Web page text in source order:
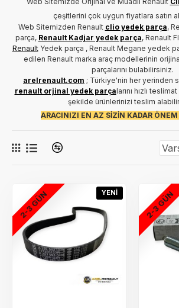
çeşitlerini çok uygun fiyatlara satın
Web Sitemizden Renault clio yedek parça,
parça, Renault Kadjar yedek parça, Renault
RenaultYedek parça , Renault Megane yedek
edilen Renault marka araç modellerinin
parçalarını bulabilirsiniz.
arelrenault.com ; Türkiye'nin her yerinden
renault orjinal yedek parçalarını hızlı
şekilde ürünlerinizi teslim
ARACINIZI EN AZ SİZİN KADAR ÖNEM
YENI
2-3 GÜN 2-3 GÜN